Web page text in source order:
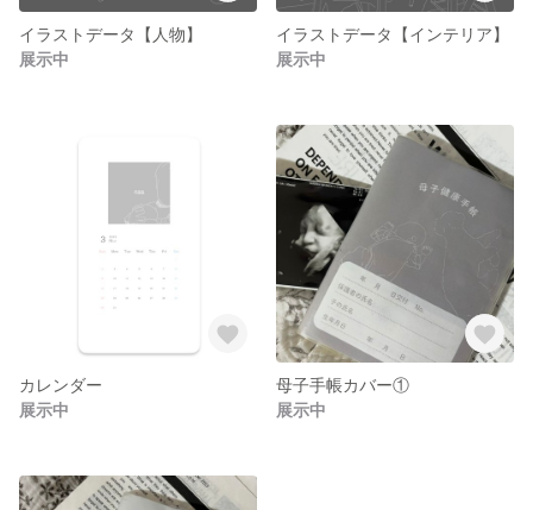
イラストデータ【人物】
展示中
イラストデータ【インテリア】
展示中
カレンダー
展示中
母子手帳カバー①
展示中